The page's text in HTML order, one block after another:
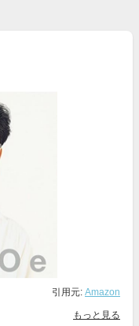
引用元: Amazon
もっと見る